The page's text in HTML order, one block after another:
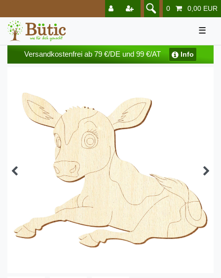
0 0,00 EUR
☰
Versandkostenfrei ab 79 €/DE und 99 €/AT Info